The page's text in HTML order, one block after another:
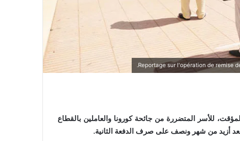
للأسر المتضررة من جائحة كورونا والعاملين بالقطاع
أزيد من شهر ونصف على صرف الدفعة الثانية.